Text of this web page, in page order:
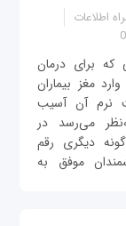
اطلاعات
که برای درمان
مغز بیماران
نرم آن آسیب
می‌رسد در
دیگری رقم
موفق به